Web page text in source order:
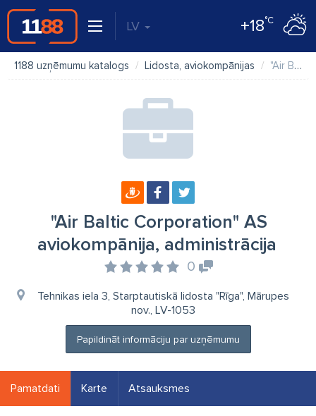
LV +18°C
1188 uzņēmumu katalogs Lidosta, aviokompānijas "Air Baltic Corporation" AS aviokompānija, administrācija
"Air Baltic Corporation" AS
aviokompānija, administrācija
0
Tehnikas iela 3, Starptautiskā lidosta "Rīga", Mārupes
nov., LV-1053
Papildināt informāciju par uzņēmumu
Pamatdati Karte Atsauksmes